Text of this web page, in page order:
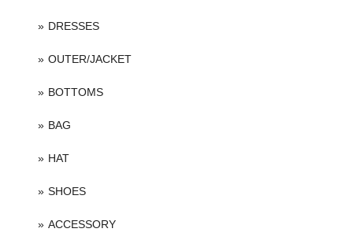
DRESSES
OUTER/JACKET
BOTTOMS
BAG
HAT
SHOES
ACCESSORY